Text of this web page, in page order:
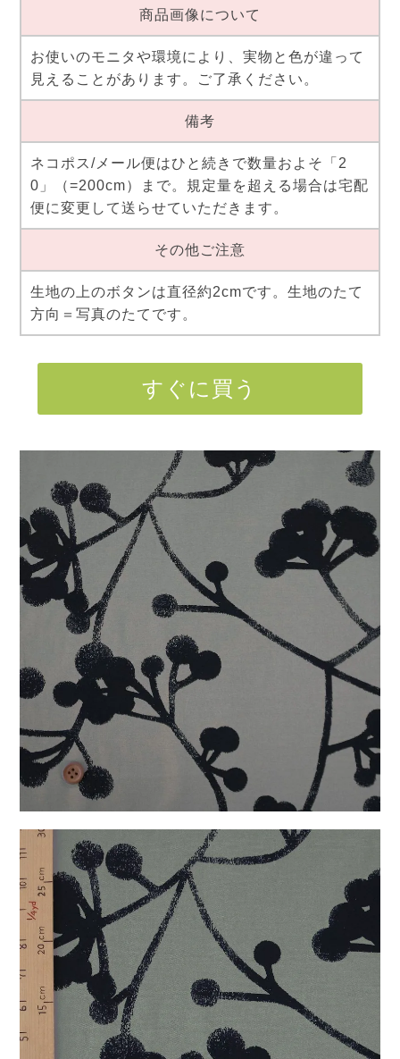
商品画像について
お使いのモニタや環境により、実物と色が違って
見えることがあります。ご了承ください。
備考
ネコポス/メール便はひと続きで数量およそ「2
0」（=200cm）まで。規定量を超える場合は宅配
便に変更して送らせていただきます。
その他ご注意
生地の上のボタンは直径約2cmです。生地のたて
方向＝写真のたてです。
すぐに買う